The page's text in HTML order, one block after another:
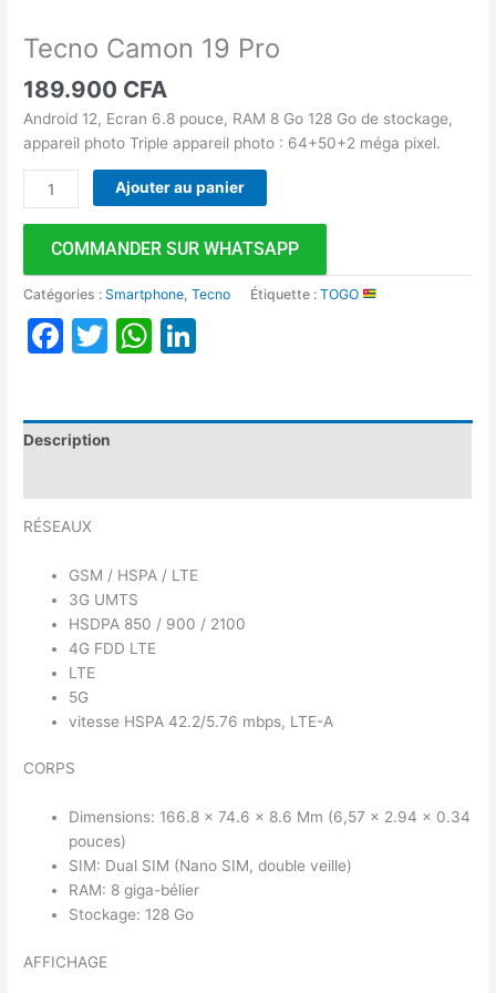
Tecno Camon 19 Pro
189.900 CFA
Android 12, Ecran 6.8 pouce, RAM 8 Go 128 Go de stockage,
appareil photo Triple appareil photo : 64+50+2 méga pixel.
Ajouter au panier
COMMANDER SUR WHATSAPP
Catégories :Smartphone,Tecno Étiquette :TOGO
Facebook
TwitterWhatsApp
Description
RÉSEAUX
GSM / HSPA / LTE
3G UMTS
HSDPA 850 / 900 / 2100
4G FDD LTE
LTE
5G
vitesse HSPA 42.2/5.76 mbps, LTE-A
CORPS
Dimensions: 166.8 × 74.6 × 8.6 Mm (6,57 × 2.94 × 0.34
pouces)
SIM: Dual SIM (Nano SIM, double veille)
RAM: 8 giga-bélier
Stockage: 128 Go
AFFICHAGE